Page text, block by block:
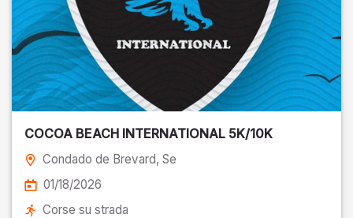
COCOA BEACH INTERNATIONAL 5K/10K
Condado de Brevard, Se
01/18/2026
Corse su strada